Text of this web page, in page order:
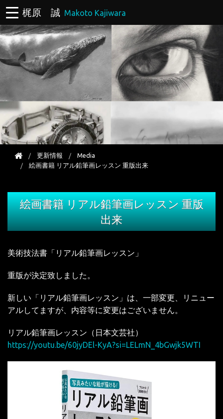
梶原 誠 Makoto Kajiwara
更新情報
Media
絵画書籍 リアル鉛筆画レッスン 重版出来
絵画書籍 リアル鉛筆画レッスン 重版
出来
美術技法書「リアル鉛筆画レッスン」
重版が決定致しました。
新しい「リアル鉛筆画レッスン」は、一部変更、リニュー
アルしてますが、 内容等に変更はございません。
リアル鉛筆画レッスン（日本文芸社）
https://youtu.be/60jyDEl-KyA?si=LELmN_4bGwjk5WTI